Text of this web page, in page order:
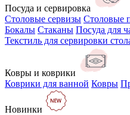
Посуда и сервировка
Столовые сервизы Столовые
Бокалы Стаканы Посуда для
Текстиль для сервировки
Ковры и коврики
Коврики для ванной Ковры
Новинки